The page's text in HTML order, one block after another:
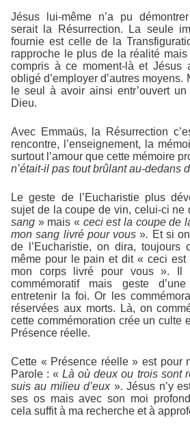
Jésus lui-même n’a pu
serait la Résurrection. La seule
fournie est celle de la
rapproche le plus de la réalité mais
compris à ce moment-là et Jésus
obligé d’employer d’autres moyens.
le seul à avoir ainsi entr’ouvert
Dieu.
Avec Emmaüs, la Résurrection
rencontre, l’enseignement, la
surtout l’amour que cette mémoire
n’était-il pas tout brûlant au-dedans
Le geste de l’Eucharistie plus
sujet de la coupe de vin, celui-ci
sang » mais « ceci est la coupe de
mon sang livré pour vous ». Et si
de l’Eucharistie, on dira,
même pour le pain et dit « ceci est
mon corps livré pour vous ». Il
commémoratif mais geste
entretenir la foi. Or les
réservées aux morts. Là, on
cette commémoration crée un culte
Présence réelle.
Cette « Présence réelle » est pour
Parole : «Là où deux ou trois sont
suis au milieu d’eux». Jésus n’y
ses os mais avec son moi
cela suffit à ma recherche et à